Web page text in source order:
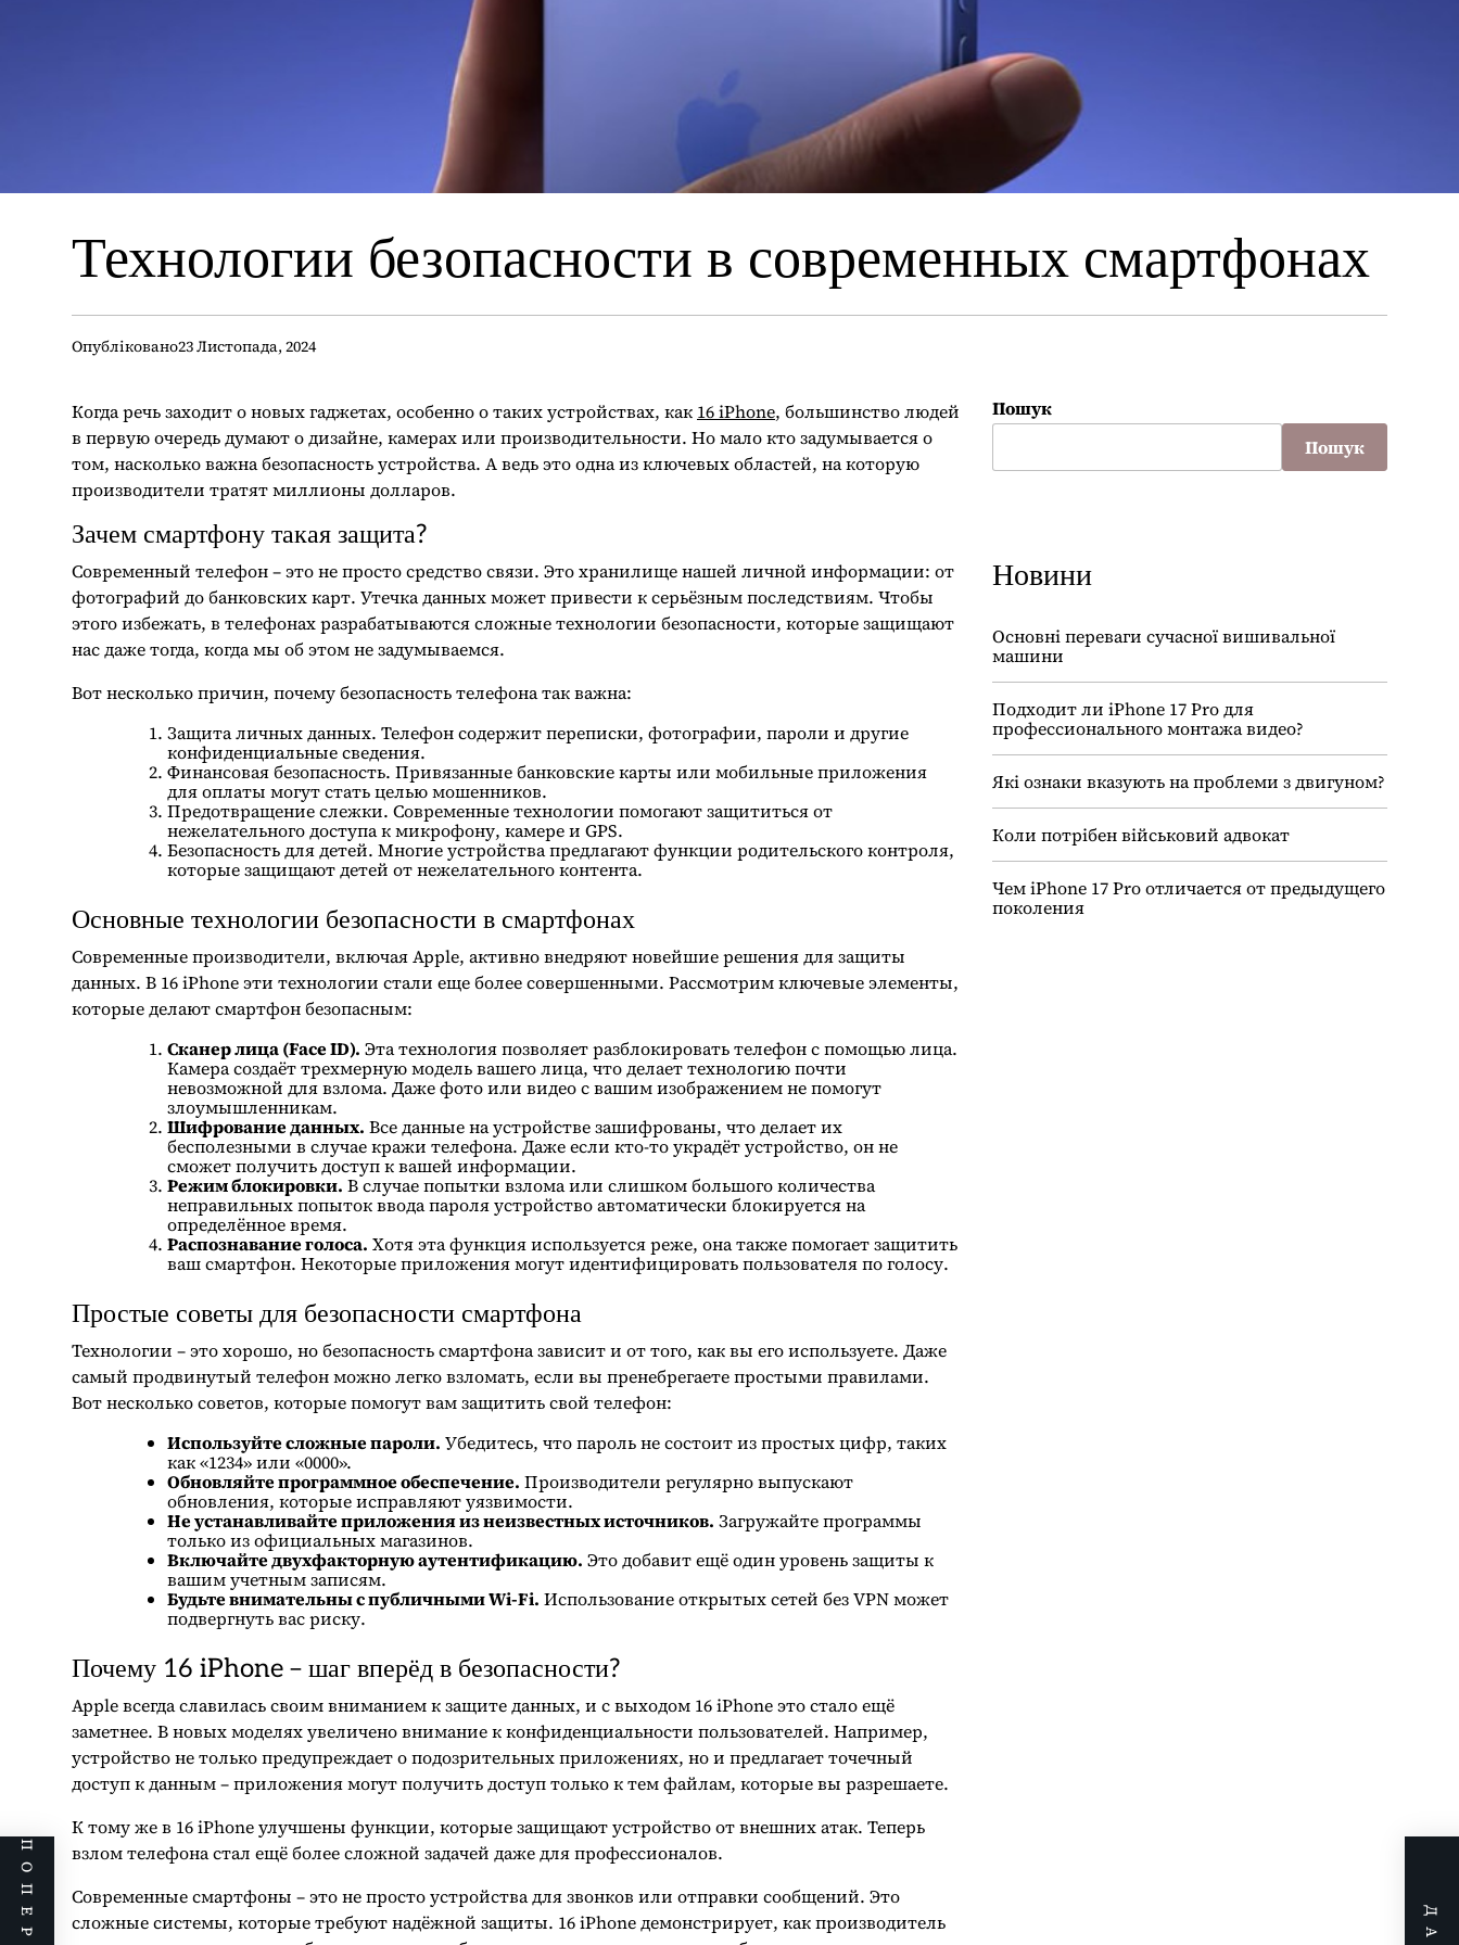
Технологии безопасности в современных смартфонах
Опубліковано23 Листопада, 2024
Когда речь заходит о новых гаджетах, особенно о таких устройствах, как 16 iPhone, большинство людей
в первую очередь думают о дизайне, камерах или производительности. Но мало кто задумывается о
том, насколько важна безопасность устройства. А ведь это одна из ключевых областей, на которую
производители тратят миллионы долларов.
Зачем смартфону такая защита?
Современный телефон – это не просто средство связи. Это хранилище нашей личной информации: от
фотографий до банковских карт. Утечка данных может привести к серьёзным последствиям. Чтобы
этого избежать, в телефонах разрабатываются сложные технологии безопасности, которые защищают
нас даже тогда, когда мы об этом не задумываемся.
Вот несколько причин, почему безопасность телефона так важна:
Защита личных данных. Телефон содержит переписки, фотографии, пароли и другие
конфиденциальные сведения.
Финансовая безопасность. Привязанные банковские карты или мобильные приложения
для оплаты могут стать целью мошенников.
Предотвращение слежки. Современные технологии помогают защититься от
нежелательного доступа к микрофону, камере и GPS.
Безопасность для детей. Многие устройства предлагают функции родительского контроля,
которые защищают детей от нежелательного контента.
Основные технологии безопасности в смартфонах
Современные производители, включая Apple, активно внедряют новейшие решения для защиты
данных. В 16 iPhone эти технологии стали еще более совершенными. Рассмотрим ключевые элементы,
которые делают смартфон безопасным:
Сканер лица (Face ID). Эта технология позволяет разблокировать телефон с помощью лица.
Камера создаёт трехмерную модель вашего лица, что делает технологию почти
невозможной для взлома. Даже фото или видео с вашим изображением не помогут
злоумышленникам.
Шифрование данных. Все данные на устройстве зашифрованы, что делает их
бесполезными в случае кражи телефона. Даже если кто-то украдёт устройство, он не
сможет получить доступ к вашей информации.
Режим блокировки. В случае попытки взлома или слишком большого количества
неправильных попыток ввода пароля устройство автоматически блокируется на
определённое время.
Распознавание голоса. Хотя эта функция используется реже, она также помогает защитить
ваш смартфон. Некоторые приложения могут идентифицировать пользователя по голосу.
Простые советы для безопасности смартфона
Технологии – это хорошо, но безопасность смартфона зависит и от того, как вы его используете. Даже
самый продвинутый телефон можно легко взломать, если вы пренебрегаете простыми правилами.
Вот несколько советов, которые помогут вам защитить свой телефон:
Используйте сложные пароли. Убедитесь, что пароль не состоит из простых цифр, таких
как «1234» или «0000».
Обновляйте программное обеспечение. Производители регулярно выпускают
обновления, которые исправляют уязвимости.
Не устанавливайте приложения из неизвестных источников. Загружайте программы
только из официальных магазинов.
Включайте двухфакторную аутентификацию. Это добавит ещё один уровень защиты к
вашим учетным записям.
Будьте внимательны с публичными Wi-Fi. Использование открытых сетей без VPN может
подвергнуть вас риску.
Почему 16 iPhone – шаг вперёд в безопасности?
Apple всегда славилась своим вниманием к защите данных, и с выходом 16 iPhone это стало ещё
заметнее. В новых моделях увеличено внимание к конфиденциальности пользователей. Например,
устройство не только предупреждает о подозрительных приложениях, но и предлагает точечный
доступ к данным – приложения могут получить доступ только к тем файлам, которые вы разрешаете.
К тому же в 16 iPhone улучшены функции, которые защищают устройство от внешних атак. Теперь
взлом телефона стал ещё более сложной задачей даже для профессионалов.
Современные смартфоны – это не просто устройства для звонков или отправки сообщений. Это
сложные системы, которые требуют надёжной защиты. 16 iPhone демонстрирует, как производитель
Пошук
Пошук
Новини
Основні переваги сучасної вишивальної
машини
Подходит ли iPhone 17 Pro для
профессионального монтажа видео?
Які ознаки вказують на проблеми з двигуном?
Коли потрібен військовий адвокат
Чем iPhone 17 Pro отличается от предыдущего
поколения